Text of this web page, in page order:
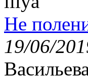
Не
19/06/